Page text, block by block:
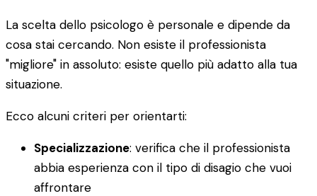
La scelta dello psicologo è personale e dipende da
cosa stai cercando. Non esiste il professionista
"migliore" in assoluto: esiste quello più adatto alla tua
situazione.
Ecco alcuni criteri per orientarti:
Specializzazione: verifica che il professionista
abbia esperienza con il tipo di disagio che vuoi
affrontare